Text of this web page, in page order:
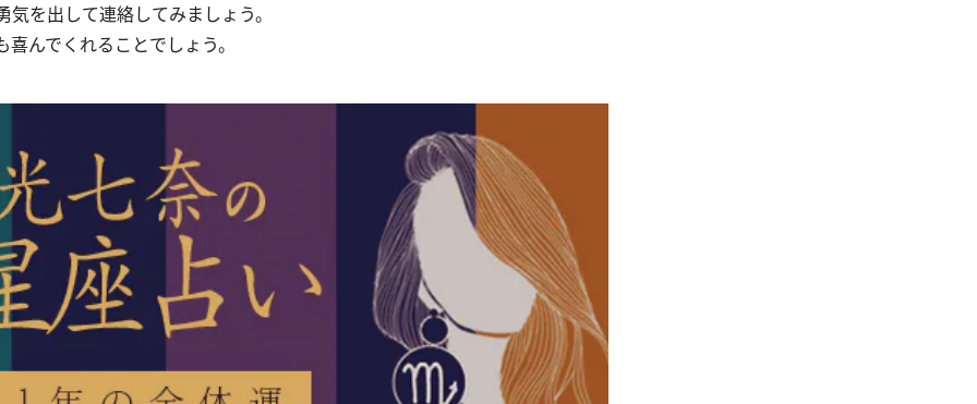
を出して連絡してみましょう。
んでくれることでしょう。